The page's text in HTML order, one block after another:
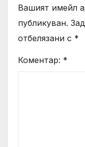
Вашият имейл
публикуван.
отбелязани с *
Коментар: *